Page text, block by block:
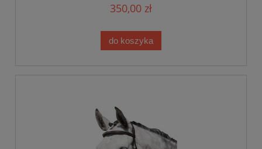
350,00 zł
do koszyka